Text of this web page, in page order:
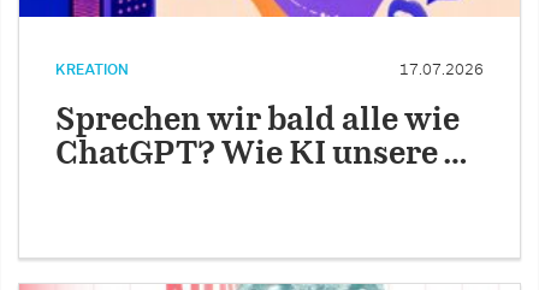
KREATION 17.07.2026
Sprechen wir bald alle wie
ChatGPT? Wie KI unsere …